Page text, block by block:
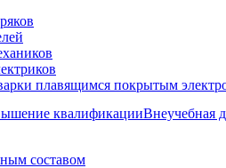
плавящимся покрытым
квалификацииВнеучебная
составом